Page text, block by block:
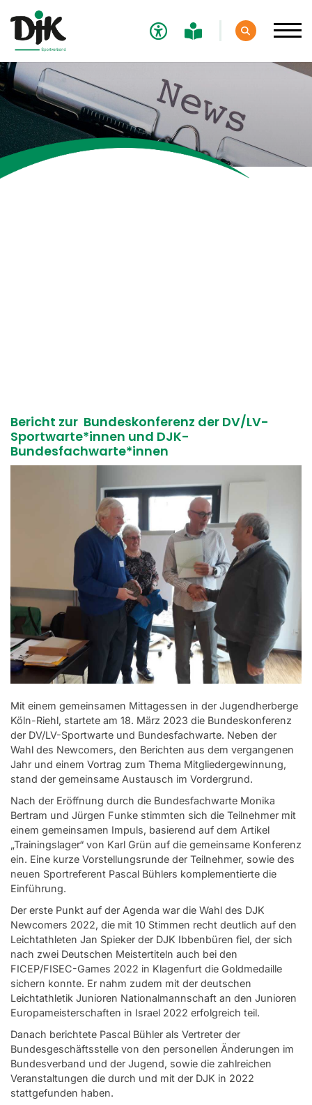
Bericht zur Bundeskonferenz der DV/LV-
Sportwarte*innen und DJK-
Bundesfachwarte*innen
Mit einem gemeinsamen Mittagessen in der Jugendherberge
Köln-Riehl, startete am 18. März 2023 die Bundeskonferenz
der DV/LV-Sportwarte und Bundesfachwarte. Neben der
Wahl des Newcomers, den Berichten aus dem vergangenen
Jahr und einem Vortrag zum Thema Mitgliedergewinnung,
stand der gemeinsame Austausch im Vordergrund.
Nach der Eröffnung durch die Bundesfachwarte Monika
Bertram und Jürgen Funke stimmten sich die Teilnehmer mit
einem gemeinsamen Impuls, basierend auf dem Artikel
„Trainingslager“ von Karl Grün auf die gemeinsame Konferenz
ein. Eine kurze Vorstellungsrunde der Teilnehmer, sowie des
neuen Sportreferent Pascal Bühlers komplementierte die
Einführung.
Der erste Punkt auf der Agenda war die Wahl des DJK
Newcomers 2022, die mit 10 Stimmen recht deutlich auf den
Leichtathleten Jan Spieker der DJK Ibbenbüren fiel, der sich
nach zwei Deutschen Meistertiteln auch bei den
FICEP/FISEC-Games 2022 in Klagenfurt die Goldmedaille
sichern konnte. Er nahm zudem mit der deutschen
Leichtathletik Junioren Nationalmannschaft an den Junioren
Europameisterschaften in Israel 2022 erfolgreich teil.
Danach berichtete Pascal Bühler als Vertreter der
Bundesgeschäftsstelle von den personellen Änderungen im
Bundesverband und der Jugend, sowie die zahlreichen
Veranstaltungen die durch und mit der DJK in 2022
stattgefunden haben.
Verband
Aktuelles
Verbands-News
Bundessportfest '26
DJK Sportjugend